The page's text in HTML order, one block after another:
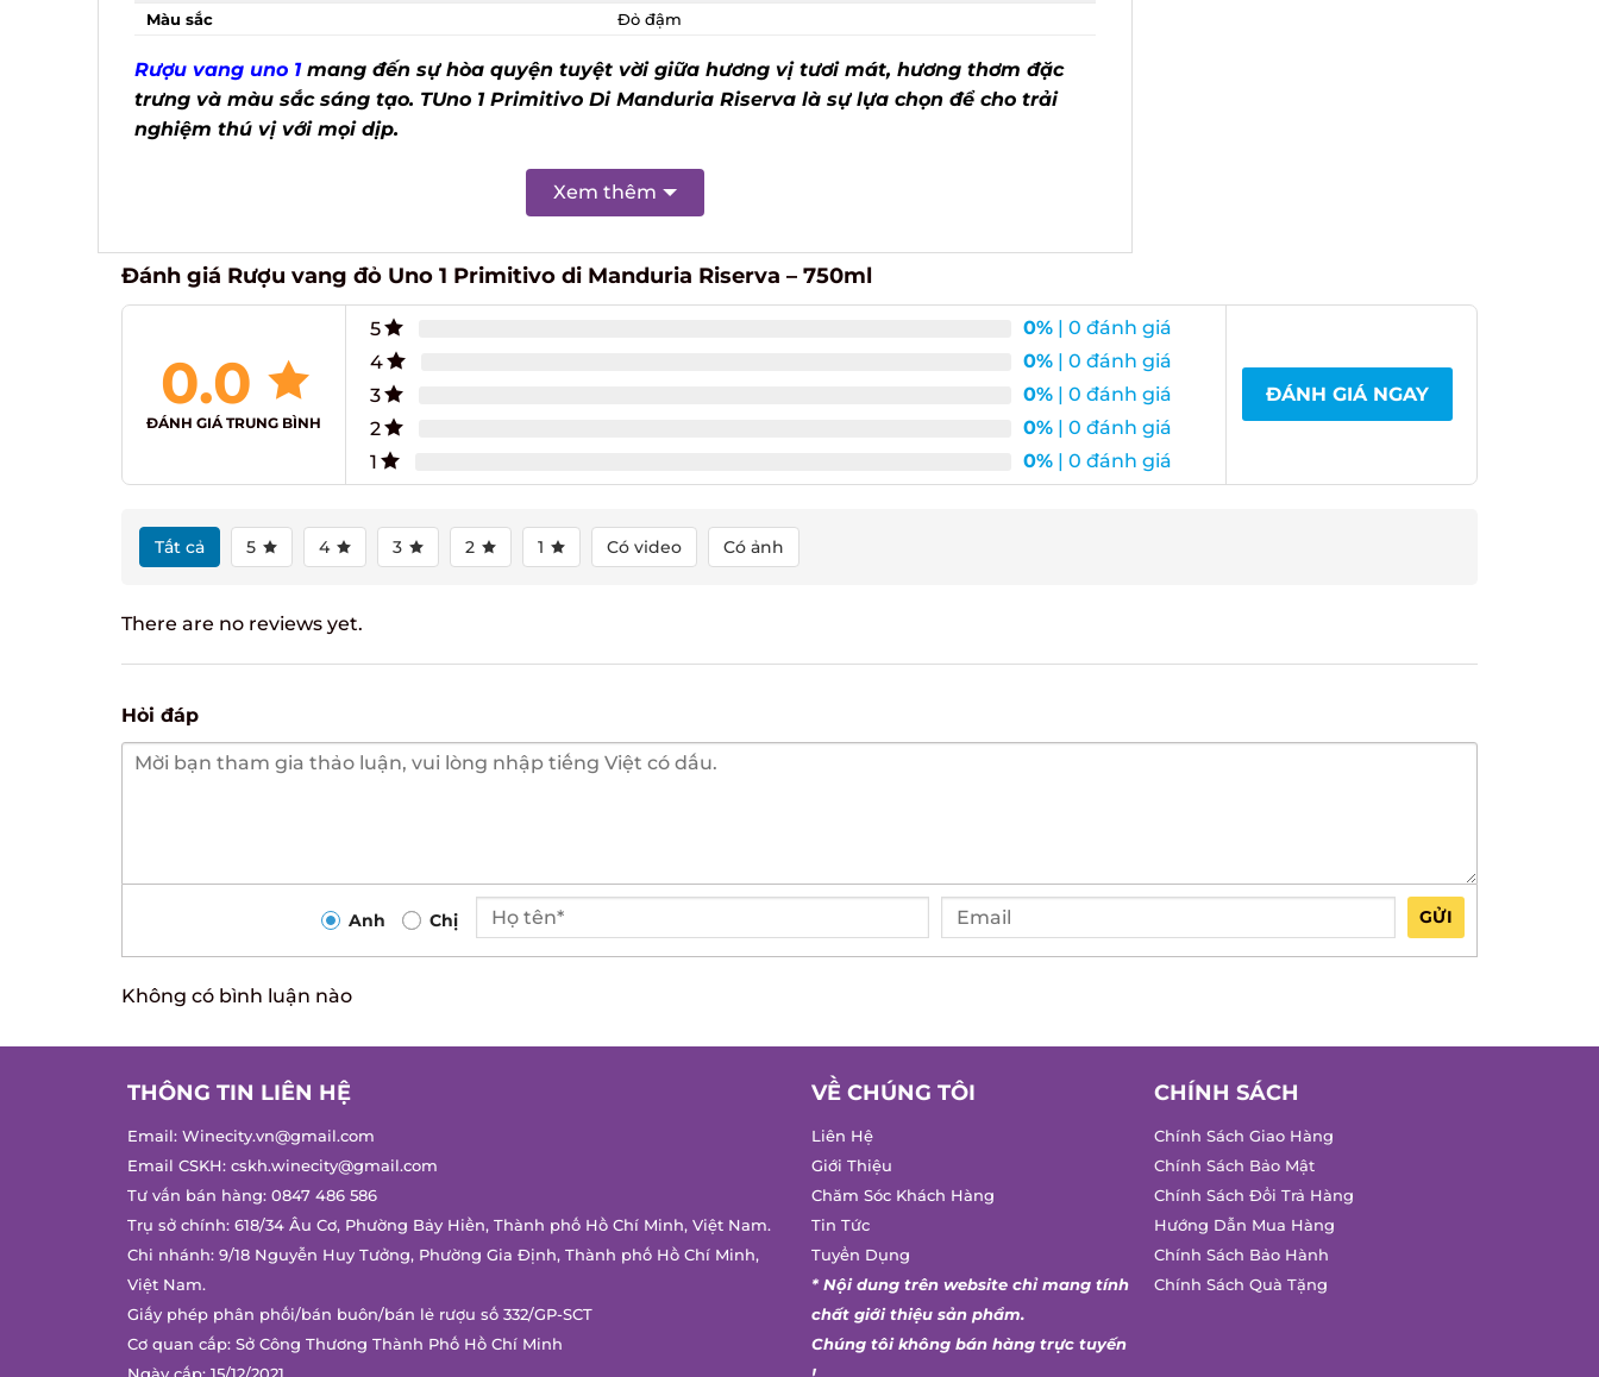
Màu sắc
Đỏ đậm
Rượu vang uno 1 mang đến sự hòa quyện tuyệt vời giữa hương vị tươi mát, hương thơm đặc
trưng và màu sắc sáng tạo. TUno 1 Primitivo Di Manduria Riserva là sự lựa chọn để cho trải
nghiệm thú vị với mọi dịp.
Xem thêm
Đánh giá Rượu vang đỏ Uno 1 Primitivo di Manduria Riserva – 750ml
0.0
ĐÁNH GIÁ TRUNG BÌNH
5 0%| 0 đánh giá
4
0%| 0 đánh giá
3
0%| 0 đánh giá
2
0%| 0 đánh giá
0%| 0 đánh giá
ĐÁNH GIÁ NGAY
Tất cả 5 4 3 2 1 Có video Có ảnh
There are no reviews yet.
Hỏi đáp
Anh Chị GỬI
Không có bình luận nào
THÔNG TIN LIÊN HỆ
Email:Winecity.vn@gmail.com
Email CSKH:cskh.winecity@gmail.com
Tư vấn bán hàng:0847 486 586
Trụ sở chính: 618/34 Âu Cơ, Phường Bảy Hiền, Thành phố Hồ Chí Minh, Việt Nam.
Chi nhánh: 9/18 Nguyễn Huy Tưởng, Phường Gia Định, Thành phố Hồ Chí Minh,
Việt Nam.
Giấy phép phân phối/bán buôn/bán lẻ rượu số 332/GP-SCT
Cơ quan cấp: Sở Công Thương Thành Phố Hồ Chí Minh
VỀ CHÚNG TÔI
Liên Hệ
Giới Thiệu
Chăm Sóc Khách Hàng
Tin Tức
Tuyển Dụng
* Nội dung trên website chỉ mang tính
chất giới thiệu sản phẩm.
Chúng tôi không bán hàng trực tuyến
CHÍNH SÁCH
Chính Sách Giao Hàng
Chính Sách Bảo Mật
Chính Sách Đổi Trả Hàng
Hướng Dẫn Mua Hàng
Chính Sách Bảo Hành
Chính Sách Quà Tặng